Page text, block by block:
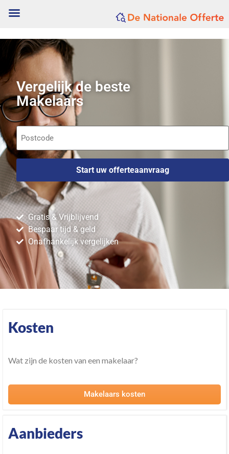
Vergelijk de beste
Makelaars
Postcode
Gratis & Vrijblijvend
Bespaar tijd & geld​
Onafhankelijk vergelijken​
Kosten
Wat zijn de kosten van een makelaar?
Makelaars kosten
Aanbieders